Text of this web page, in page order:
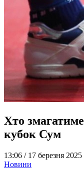
Хто
кубок Сум
13:06 / 17 березня 2025
Новини